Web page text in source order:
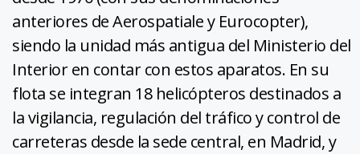
anteriores de Aerospatiale y Eurocopter),
siendo la unidad más antigua del Ministerio del
Interior en contar con estos aparatos. En su
flota se integran 18 helicópteros destinados a
la vigilancia, regulación del tráfico y control de
carreteras desde la sede central, en Madrid, y